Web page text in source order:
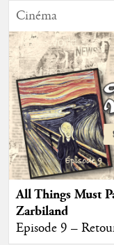
Cinéma
All Things Must
Zarbiland
Episode 9 –